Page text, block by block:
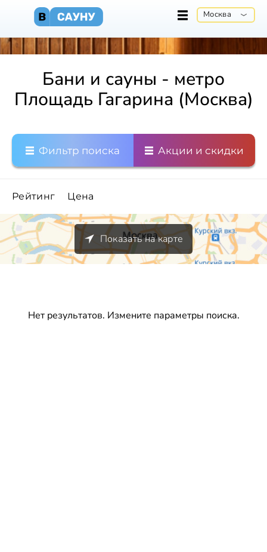
Москва
Бани и сауны - метро
Площадь Гагарина (Москва)
Фильтр поиска Акции и скидки
Рейтинг Цена
Показать на карте
Нет результатов. Измените параметры поиска.